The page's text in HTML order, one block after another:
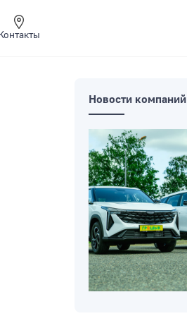
Новости компаний